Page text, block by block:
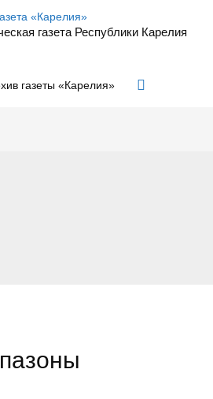
газета Республики Карелия
газеты «Карелия» Поиск